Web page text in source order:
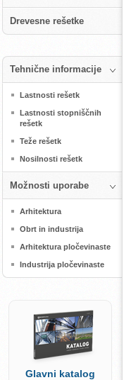
Drevesne rešetke
Tehnične informacije
Lastnosti rešetk
Lastnosti stopniščnih
rešetk
Teže rešetk
Nosilnosti rešetk
Možnosti uporabe
Arhitektura
Obrt in industrija
Arhitektura pločevinaste
Industrija pločevinaste
Glavni katalog